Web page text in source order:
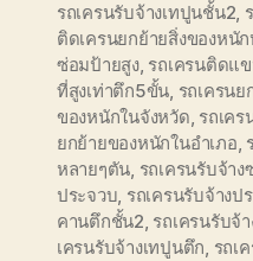
รถเครนรับจ้างเทปูนชั้น2,
ติดเครนยกย้ายสิ่งของหนั
ซ่อมป้ายสูง, รถเครนติดแ
ที่สูงเท่าตึก5ขั้น, รถเครน
ของหนักในจังหวัด, รถเค
ยกย้ายของหนักในอำเภอ,
หลายๆตัน, รถเครนรับจ้าง
ประจวบ, รถเครนรับจ้างป
คานตึกชั้น2, รถเครนรับจ้
เครนรับจ้างเทปูนตึก, รถเ